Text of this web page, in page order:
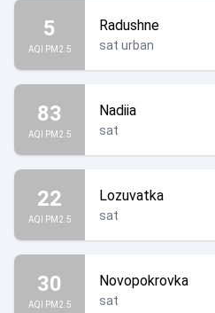
5
AQI PM2.5
Radushne
sat urban
83
AQI PM2.5
Nadiia
sat
22
AQI PM2.5
Lozuvatka
sat
30
AQI PM2.5
Novopokrovka
sat